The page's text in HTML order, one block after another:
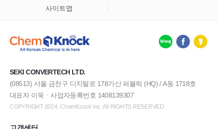
사이트맵
SEKI CONVERTECH LTD.
(08513) 서울 금천구 디지털로 178가산 퍼블릭 (HQ) / A동 1718호
대표자 이욱ㆍ사업자등록번호 1408139307
COPYRIGHT 2024. ChemKnock inc. All RIGHTS RESERVED.